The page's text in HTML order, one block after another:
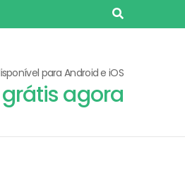
para Android e iOS
agora